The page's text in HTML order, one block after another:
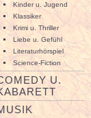
Kinder u. Jugend
Klassiker
Krimi u. Thriller
Liebe u. Gefühl
Literaturhörspiel
Science-Fiction
U.